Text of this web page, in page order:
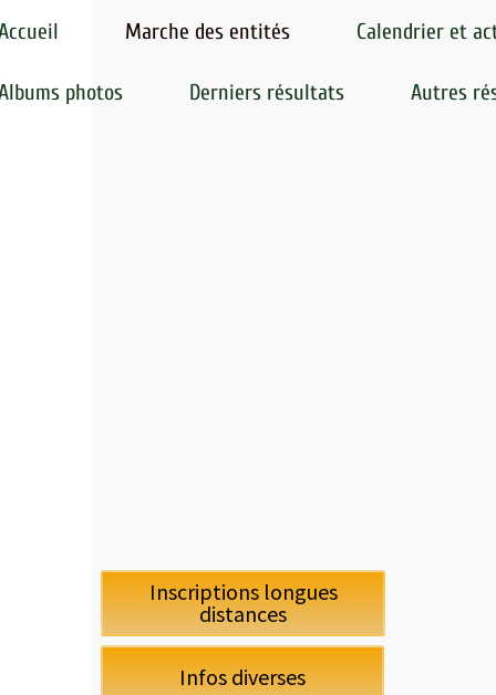
Marche des entités Calendrier et
photos Derniers résultats Autres
Inscriptions longues
distances
Infos diverses